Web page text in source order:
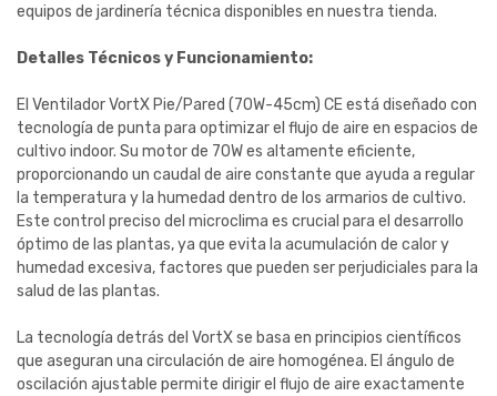
equipos de jardinería técnica disponibles en nuestra tienda.
Detalles Técnicos y Funcionamiento:
El Ventilador VortX Pie/Pared (70W-45cm) CE está diseñado con
tecnología de punta para optimizar el flujo de aire en espacios de
cultivo indoor. Su motor de 70W es altamente eficiente,
proporcionando un caudal de aire constante que ayuda a regular
la temperatura y la humedad dentro de los armarios de cultivo.
Este control preciso del microclima es crucial para el desarrollo
óptimo de las plantas, ya que evita la acumulación de calor y
humedad excesiva, factores que pueden ser perjudiciales para la
salud de las plantas.
La tecnología detrás del VortX se basa en principios científicos
que aseguran una circulación de aire homogénea. El ángulo de
oscilación ajustable permite dirigir el flujo de aire exactamente